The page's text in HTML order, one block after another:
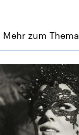
Mehr zum Thema